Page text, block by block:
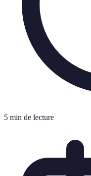
5 min de lecture